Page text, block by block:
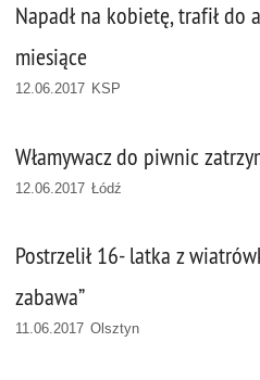
Napadł na kobietę, trafił do
miesiące
12.06.2017 KSP
Włamywacz do piwnic
12.06.2017 Łódź
Postrzelił 16- latka z
zabawa”
11.06.2017 Olsztyn